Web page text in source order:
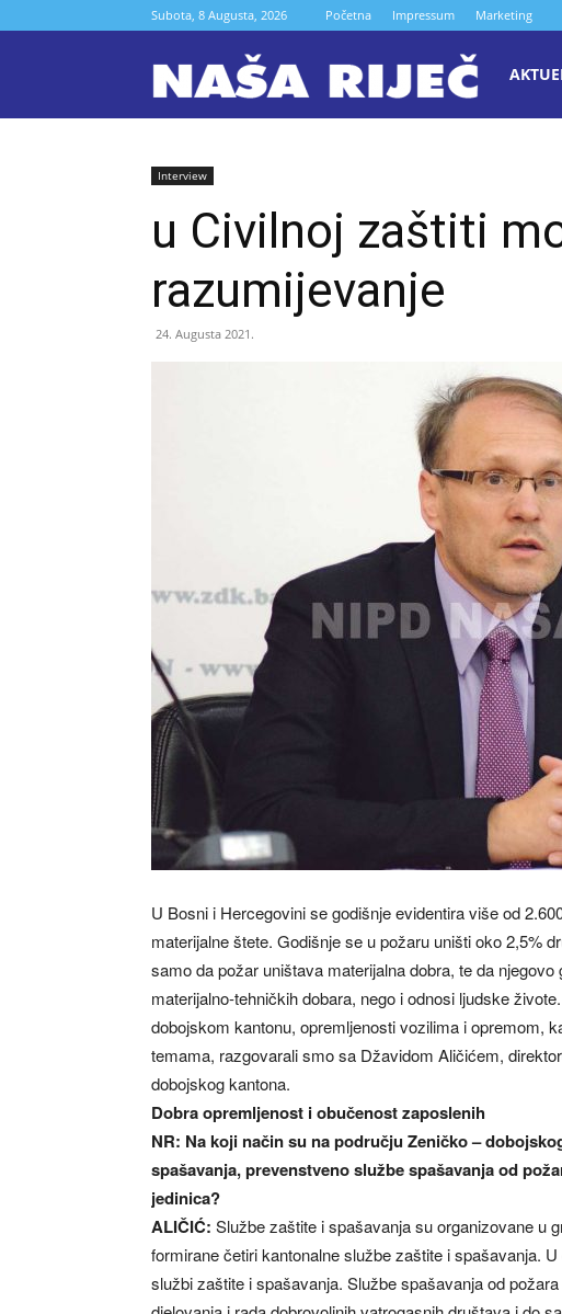
Subota, 8 Augusta, 2026 Početna Impressum Marketing
Naša
Zenica
Interview
u Civilnoj zaštiti
razumijevanje
24. Augusta 2021.
U Bosni i Hercegovini se godišnje evidentira više od
materijalne štete. Godišnje se u požaru uništi oko 2,5%
samo da požar uništava materijalna dobra, te da
materijalno-tehničkih dobara, nego i odnosi ljudske
dobojskom kantonu, opremljenosti vozilima i opremom,
temama, razgovarali smo sa Džavidom Aličićem,
dobojskog kantona.
Dobra opremljenost i obučenost zaposlenih
NR: Na koji način su na području Zeničko –
spašavanja, prevenstveno službe spašavanja od
jedinica?
ALIČIĆ: Službe zaštite i spašavanja su organizovane u
formirane četiri kantonalne službe zaštite i spašavanja.
službi zaštite i spašavanja. Službe spašavanja od